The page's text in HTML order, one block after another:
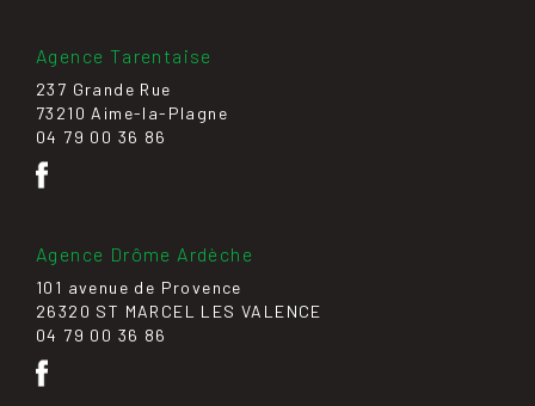
Agence Tarentaise
237 Grande Rue
73210 Aime-la-Plagne
04 79 00 36 86
Agence Drôme Ardèche
101 avenue de Provence
26320 ST MARCEL LES VALENCE
04 79 00 36 86